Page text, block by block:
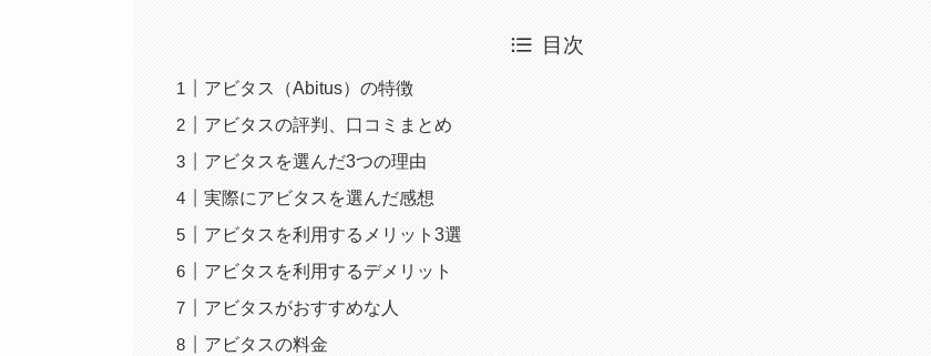
目次
アビタス（Abitus）の特徴
アビタスの評判、口コミまとめ
アビタスを選んだ3つの理由
実際にアビタスを選んだ感想
アビタスを利用するメリット3選
アビタスを利用するデメリット
アビタスがおすすめな人
アビタスの料金